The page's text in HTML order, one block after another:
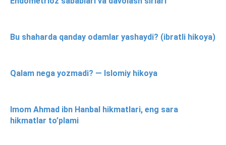
Bu shaharda qanday odamlar yashaydi? (ibratli hikoya)
Qalam nega yozmadi? — Islomiy hikoya
Imom Ahmad ibn Hanbal hikmatlari, eng sara
hikmatlar to’plami